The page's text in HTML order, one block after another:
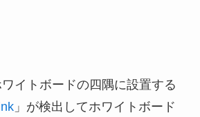
ワイトボードの四隅に設置する
」が検出してホワイトボード